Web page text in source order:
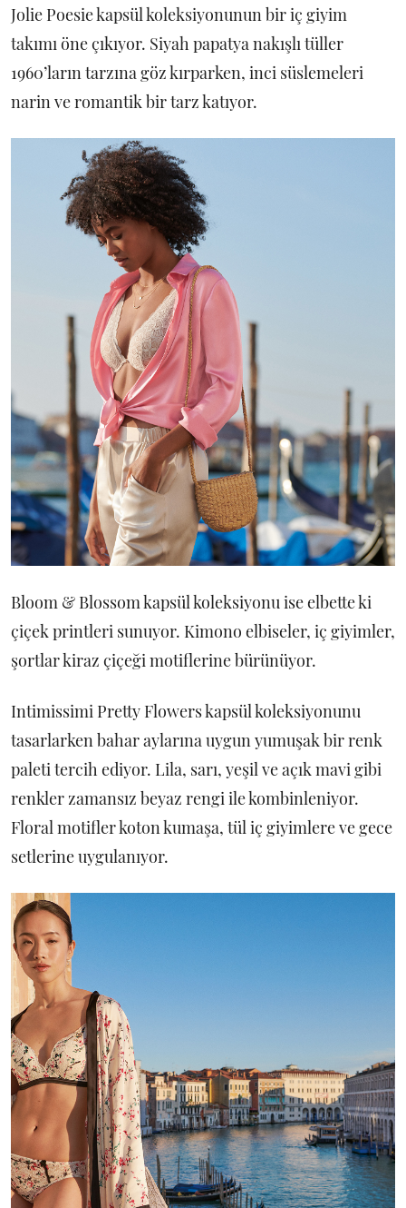
Jolie Poesie kapsül koleksiyonunun bir iç giyim
takımı öne çıkıyor. Siyah papatya nakışlı tüller
1960’ların tarzına göz kırparken, inci süslemeleri
narin ve romantik bir tarz katıyor.
Bloom & Blossom kapsül koleksiyonu ise elbette ki
çiçek printleri sunuyor. Kimono elbiseler, iç giyimler,
şortlar kiraz çiçeği motiflerine bürünüyor.
Intimissimi Pretty Flowers kapsül koleksiyonunu
tasarlarken bahar aylarına uygun yumuşak bir renk
paleti tercih ediyor. Lila, sarı, yeşil ve açık mavi gibi
renkler zamansız beyaz rengi ile kombinleniyor.
Floral motifler koton kumaşa, tül iç giyimlere ve gece
setlerine uygulanıyor.